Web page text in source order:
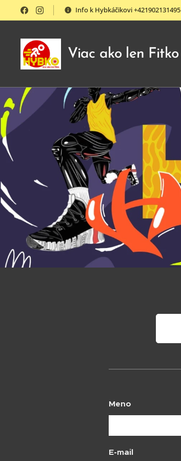
Info k Hybkáčikovi +421902131495
Viac ako len Fitko
Meno
E-mail